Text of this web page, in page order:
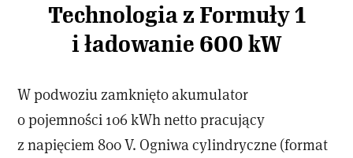
Technologia z Formuły 1
i ładowanie 600 kW
W podwoziu zamknięto akumulator
o pojemności 106 kWh netto pracujący
z napięciem 800 V. Ogniwa cylindryczne (format